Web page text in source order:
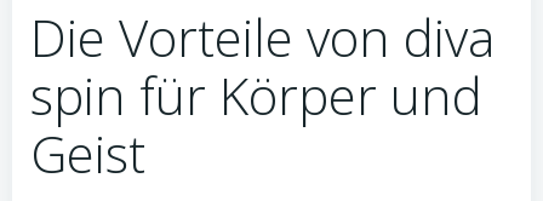
Die Vorteile von diva
spin für Körper und
Geist